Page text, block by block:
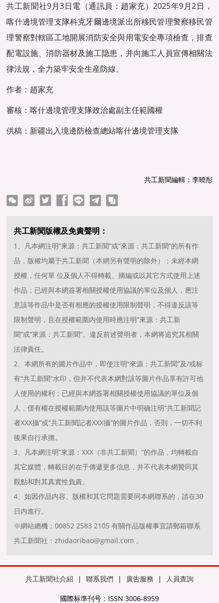
共工新聞社9月3日電（通訊員：趙家充）2025年9月2日，
喀什邊境管理支隊科克牙爾邊境派出所移民管理警察移民管
理警察對轄區工地開展消防安全與用電安全專項檢查，排查
配電設施、消防器材及施工隐患，并向施工人員宣傳相關法
律法規，全力築牢安全生産防線。
作者：趙家充
審核：喀什邊境管理支隊政治處副主任範國權
供稿：新疆出入境邊防檢查總站喀什邊境管理支隊
共工新聞編輯：李曉彤
linetelegram copy
共工新聞版權及免責聲明：
1、凡本網注明“來源：共工新聞”或“來源：共工新聞”的所有作
品，版權均屬于共工新聞（本網另有聲明的除外）；未經本網
授權，任何單 位及個人不得轉載、摘編或以其它方式使用上述
作品；已經與本網簽署相關授權使用協議的單位及個人，應注
意該等作品中是否有相應的授權使用限制聲明，不得違反該等
限制聲明，且在授權範圍内使用時應注明“來源：共工新
聞”或“來源：共工新聞”。違反前述聲明者，本網将追究其相關
法律責任。
2、本網所有的圖片作品中，即使注明“來源：共工新聞”及/或标
有“共工新聞”水印，但并不代表本網對該等圖片作品享有許可他
人使用的權利；已經與本網簽署相關授權使用協議的單位及個
人，僅有權在授權範圍内使用該等圖片中明确注明“共工新聞記
者XXX攝”或“共工新聞記者XXX攝”的圖片作品，否則，一切不利
後果自行承擔。
3、凡本網注明“來源：XXX（非共工新聞）”的作品，均轉載自
其它媒體，轉載目的在于傳遞更多信息，并不代表本網贊同其
觀點和對其真實性負責。
4、如因作品内容、版權和其它問題需要同本網聯系的，請在30
日内進行。
※網站總機：00852 2583 2105 有關作品版權事宜請郵箱聯系
共工新聞社：zhidaoribao@gmail.com 。
共工新聞社介紹 | 聯系我們 | 廣告服務 | 人員查詢
國際标準刊号：ISSN 3006-8959